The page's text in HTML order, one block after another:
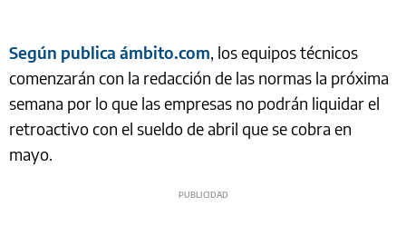
Según publica ámbito.com, los equipos técnicos
comenzarán con la redacción de las normas la próxima
semana por lo que las empresas no podrán liquidar el
retroactivo con el sueldo de abril que se cobra en
mayo.